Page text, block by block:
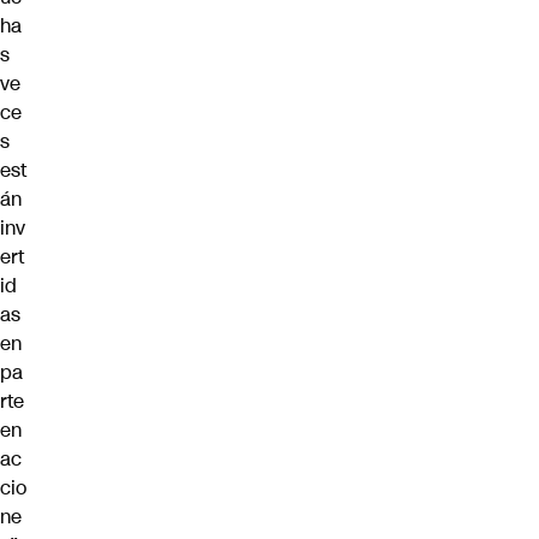
ha
s
ve
ce
s
est
án
inv
ert
id
as
en
pa
rte
en
ac
cio
ne